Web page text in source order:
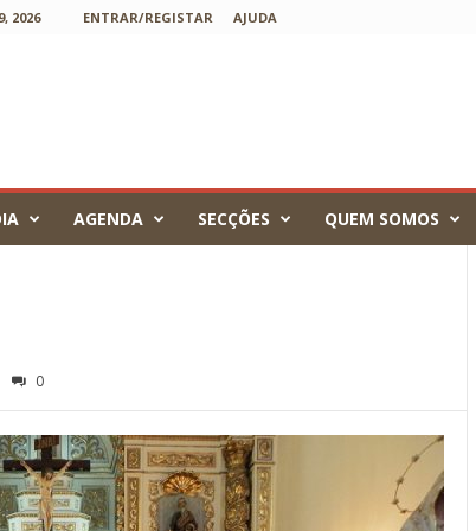
2026 ENTRAR/REGISTAR AJUDA
AGENDA SECÇÕES QUEM SOMOS
0